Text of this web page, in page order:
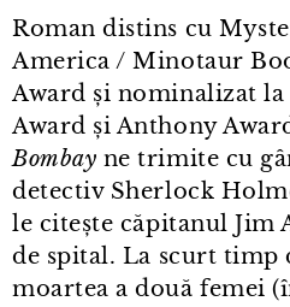
Roman distins cu
America / Minotaur
Award și nominalizat la
Award și Anthony
Bombay ne trimite cu
detectiv Sherlock
le citește căpitanul Jim
de spital. La scurt timp
moartea a două femei